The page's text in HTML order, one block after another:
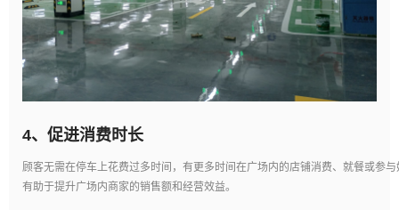
4、 促进消费时长
顾客无需在停车上花费过多时间，有更多时间在广场内的店铺消费、就餐或参
有助于提升广场内商家的销售额和经营效益。